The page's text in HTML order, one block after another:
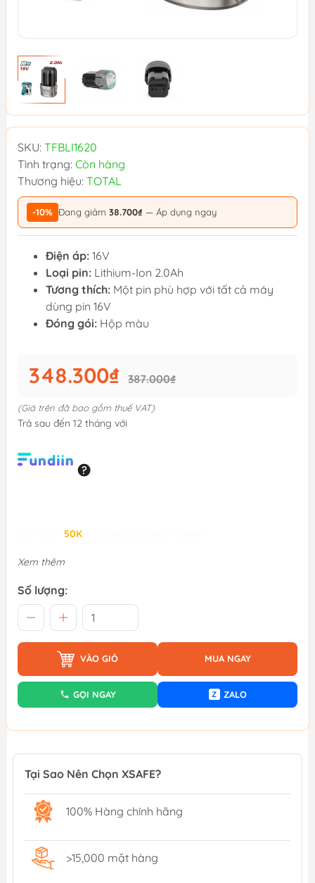
SKU: TFBLI1620
Tình trạng: Còn hàng
Thương hiệu: TOTAL
-10% Đang giảm 38.700₫ — Áp dụng ngay
Điện áp: 16V
Loại pin: Lithium-Ion 2.0Ah
Tương thích: Một pin phù hợp với tất cả máy
dùng pin 16V
Đóng gói: Hộp màu
348.300₫ 387.000₫
(Giá trên đã bao gồm thuế VAT)
Trả sau đến 12 tháng với
50K
Xem thêm
Số lượng:
VÀO GIỎ MUA NGAY
GỌI NGAY Z ZALO
Tại Sao Nên Chọn XSAFE?
100% Hàng chính hãng
>15,000 mặt hàng